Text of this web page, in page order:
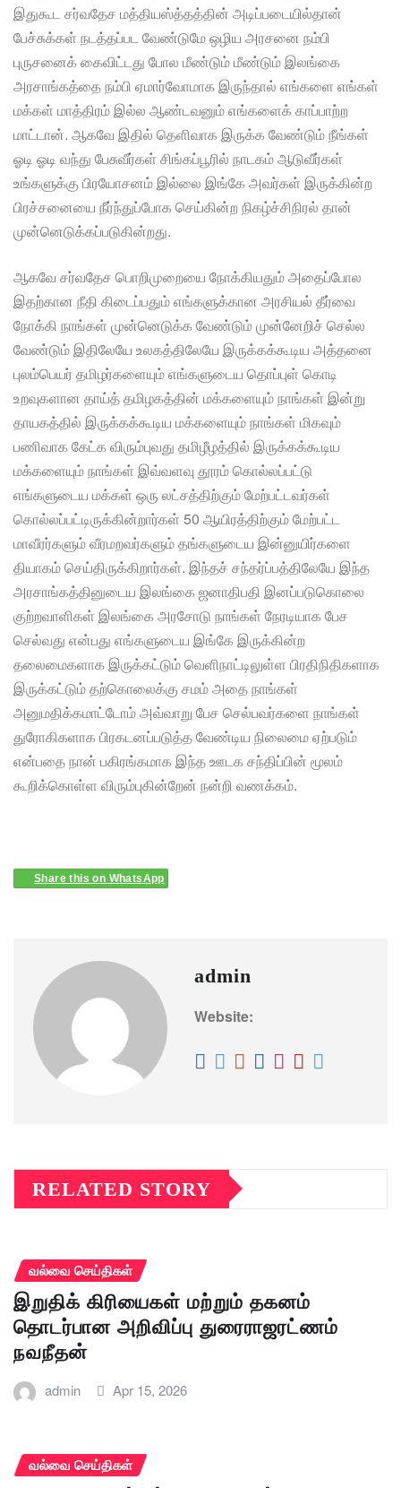
இதுகூட சர்வதேச மத்தியஸ்த்தத்தின் அடிப்படையில்தான்
பேச்சுக்கள் நடத்தப்பட வேண்டுமே ஒழிய அரசனை நம்பி
புருசனைக் கைவிட்டது போல மீண்டும் மீண்டும் இலங்கை
அரசாங்கத்தை நம்பி ஏமார்வோமாக இருந்தால் எங்களை எங்கள்
மக்கள் மாத்திரம் இல்ல ஆண்டவனும் எங்களைக் காப்பாற்ற
மாட்டான். ஆகவே இதில் தெளிவாக இருக்க வேண்டும் நீங்கள்
ஓடி ஓடி வந்து பேசுவீர்கள் சிங்கப்பூரில் நாடகம் ஆடுவீர்கள்
உங்களுக்கு பிரயோசனம் இல்லை இங்கே அவர்கள் இருக்கின்ற
பிரச்சனையை நீர்ந்துப்போக செய்கின்ற நிகழ்ச்சிநிரல் தான்
முன்னெடுக்கப்படுகின்றது.
ஆகவே சர்வதேச பொறிமுறையை நோக்கியதும் அதைப்போல
இதற்கான நீதி கிடைப்பதும் எங்களுக்கான அரசியல் தீர்வை
நோக்கி நாங்கள் முன்னெடுக்க வேண்டும் முன்னேறிச் செல்ல
வேண்டும் இதிலேயே உலகத்திலேயே இருக்கக்கூடிய அத்தனை
புலம்பெயர் தமிழர்களையும் எங்களுடைய தொப்புள் கொடி
உறவுகளான தாய்த் தமிழகத்தின் மக்களையும் நாங்கள் இன்று
தாயகத்தில் இருக்கக்கூடிய மக்களையும் நாங்கள் மிகவும்
பணிவாக கேட்க விரும்புவது தமிழீழத்தில் இருக்கக்கூடிய
மக்களையும் நாங்கள் இவ்வளவு தூரம் கொல்லப்பட்டு
எங்களுடைய மக்கள் ஒரு லட்சத்திற்கும் மேற்பட்டவர்கள்
கொல்லப்பட்டிருக்கின்றார்கள் 50 ஆயிரத்திற்கும் மேற்பட்ட
மாவீரர்களும் வீரமறவர்களும் தங்களுடைய இன்னுயிர்களை
தியாகம் செய்திருக்கிறார்கள். இந்தச் சந்தர்ப்பத்திலேயே இந்த
அரசாங்கத்தினுடைய இலங்கை ஜனாதிபதி இனப்படுகொலை
குற்றவாளிகள் இலங்கை அரசோடு நாங்கள் நேரடியாக பேச
செல்வது என்பது எங்களுடைய இங்கே இருக்கின்ற
தலைமைகளாக இருக்கட்டும் வெளிநாட்டிலுள்ள பிரதிநிதிகளாக
இருக்கட்டும் தற்கொலைக்கு சமம் அதை நாங்கள்
அனுமதிக்கமாட்டோம் அவ்வாறு பேச செல்பவர்களை நாங்கள்
துரோகிகளாக பிரகடனப்படுத்த வேண்டிய நிலைமை ஏற்படும்
என்பதை நான் பகிரங்கமாக இந்த ஊடக சந்திப்பின் மூலம்
கூறிக்கொள்ள விரும்புகின்றேன் நன்றி வணக்கம்.
Share this on WhatsApp
admin
Website:
RELATED STORY
வல்வை செய்திகள்
இறுதிக் கிரியைகள் மற்றும் தகனம்
தொடர்பான அறிவிப்பு துரைராஜரட்ணம்
நவநீதன்
admin Apr 15, 2026
வல்வை செய்திகள்